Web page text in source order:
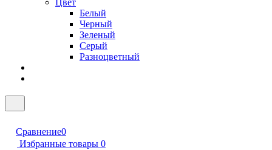
Цвет
Белый
Черный
Зеленый
Серый
Разноцветный
Сравнение0
Избранные товары 0